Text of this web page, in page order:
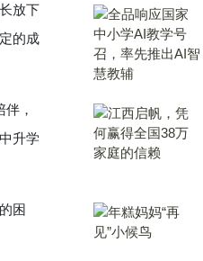
放下
的成
，
升学
困